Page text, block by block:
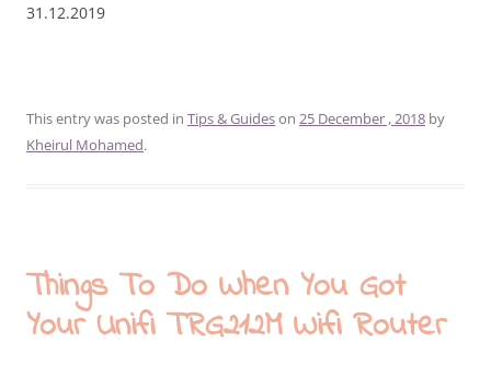
31.12.2019
This entry was posted in Tips & Guideson 25 December , 2018 by
Kheirul Mohamed.
Things To Do When You Got
Your Unifi TRG212M Wifi Router